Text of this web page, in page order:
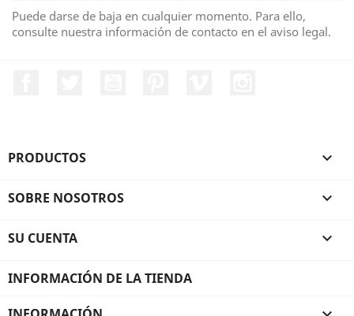
Puede darse de baja en cualquier momento. Para ello,
consulte nuestra información de contacto en el aviso legal.
PRODUCTOS 
SOBRE NOSOTROS 
SU CUENTA 
INFORMACIÓN DE LA TIENDA